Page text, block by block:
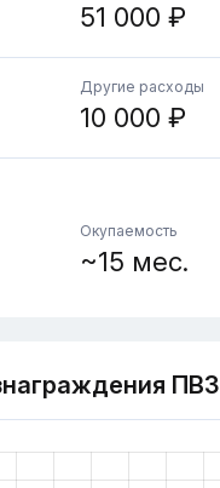
51 000 ₽
Другие расходы
10 000 ₽
Окупаемость
~15 мес.
ПВЗ